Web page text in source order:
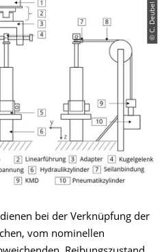
© C. Deubel
bei der Verknüpfung der
vom nominellen